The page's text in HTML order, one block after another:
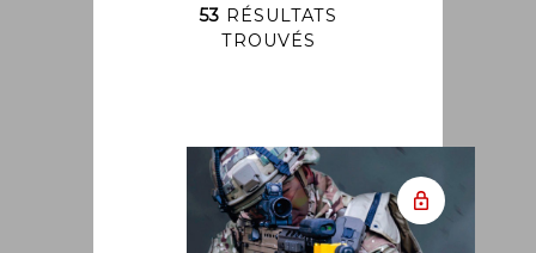
53 RÉSULTATS
TROUVÉS